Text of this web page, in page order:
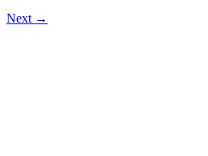
Next →